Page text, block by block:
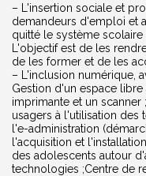
– L'insertion sociale et
demandeurs d'emploi et
quitté le système scolaire
L'objectif est de les
de les former et de les
– L'inclusion numérique,
Gestion d'un espace
imprimante et un
usagers à l'utilisation des
l'e-administration
l'acquisition et
des adolescents autour
technologies ;Centre de